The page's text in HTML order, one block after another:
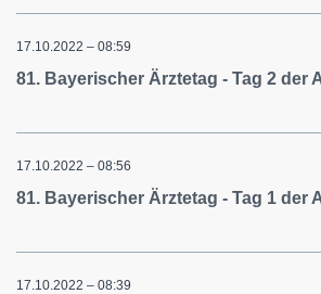
17.10.2022 – 08:59
81. Bayerischer Ärztetag - Tag 2 der
17.10.2022 – 08:56
81. Bayerischer Ärztetag - Tag 1 der
17.10.2022 – 08:39